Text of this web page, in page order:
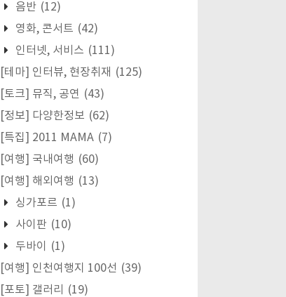
음반 (12)
영화, 콘서트 (42)
인터넷, 서비스 (111)
[테마] 인터뷰, 현장취재 (125)
[토크] 뮤직, 공연 (43)
[정보] 다양한정보 (62)
[특집] 2011 MAMA (7)
[여행] 국내여행 (60)
[여행] 해외여행 (13)
싱가포르 (1)
사이판 (10)
두바이
(1)
[여행] 인천여행지 100선 (39)
[포토] 갤러리
(19)